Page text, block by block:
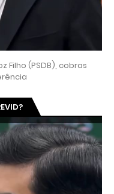
Filho (PSDB), cobras